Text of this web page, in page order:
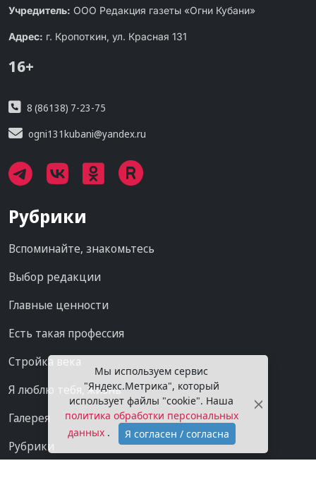
Учредитель: ООО Редакция газеты «Огни Кубани»
Адрес: г. Кропоткин, ул. Красная 131
16+
8 (86138) 7-23-75
ogni131kubani@yandex.ru
Рубрики
Вспоминайте, знакомьтесь
Выбор редакции
Главные ценности
Есть такая профессия
Стройка века
Я люблю тебя, жизнь
Галерея
Рубрики
Мы используем сервис
"Яндекс.Метрика", который
использует файлы "cookie". Наша
политика обработки персональных
данных . Я согласен / согласна